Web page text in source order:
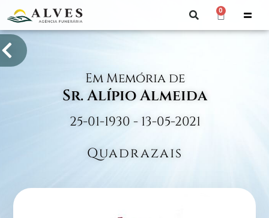
0
Em Memória de
Sr. Alípio Almeida
25-01-1930 - 13-05-2021
Quadrazais